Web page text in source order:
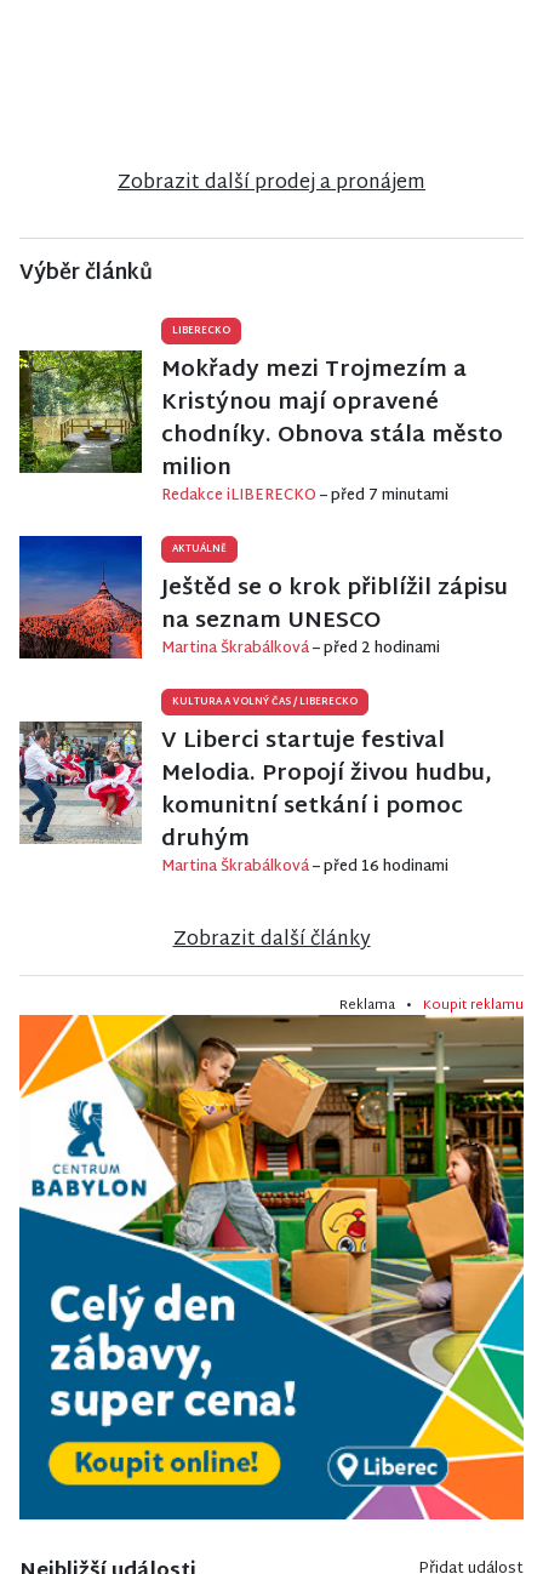
Zobrazit další prodej a pronájem
Výběr článků
LIBERECKO
Mokřady mezi Trojmezím a
Kristýnou mají opravené
chodníky. Obnova stála město
milion
Redakce iLIBERECKO– před 7 minutami
AKTUÁLNĚ
Ještěd se o krok přiblížil zápisu
na seznam UNESCO
Martina Škrabálková– před 2 hodinami
KULTURA A VOLNÝ ČAS/LIBERECKO
V Liberci startuje festival
Melodia. Propojí živou hudbu,
komunitní setkání i pomoc
druhým
Martina Škrabálková– před 16 hodinami
Zobrazit další články
Reklama • Koupit reklamu